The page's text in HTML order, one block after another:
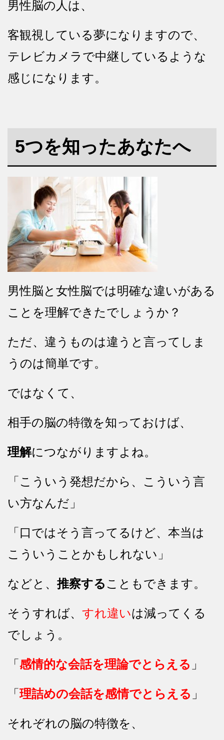
男性脳の人は、
客観視している夢になりますので、
テレビカメラで中継しているような
感じになります。
5つを知ったあなたへ
男性脳と女性脳では明確な違いがある
ことを理解できたでしょうか？
ただ、違うものは違うと言ってしま
うのは簡単です。
ではなくて、
相手の脳の特徴を知っておけば、
理解につながりますよね。
「こういう発想だから、こういう言
い方なんだ」
「口ではそう言ってるけど、本当は
こういうことかもしれない」
などと、 推察することもできます。
そうすれば、 すれ違いは減ってくる
でしょう。
「 感情的な会話を理論でとらえる 」
「 理詰めの会話を感情でとらえる 」
それぞれの脳の特徴を、